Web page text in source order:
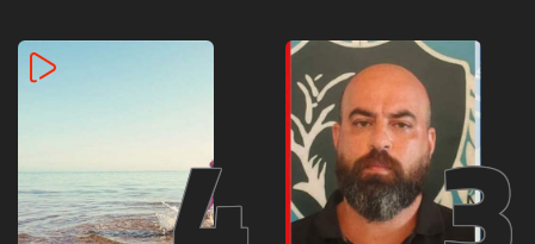
منذ آذار